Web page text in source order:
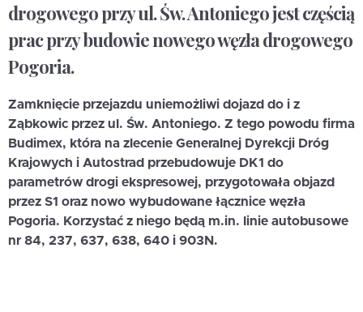
drogowego przy ul. Św. Antoniego jest częścią
prac przy budowie nowego węzła drogowego
Pogoria.
Zamknięcie przejazdu uniemożliwi dojazd do i z
Ząbkowic przez ul. Św. Antoniego. Z tego powodu firma
Budimex, która na zlecenie Generalnej Dyrekcji Dróg
Krajowych i Autostrad przebudowuje DK1 do
parametrów drogi ekspresowej, przygotowała objazd
przez S1 oraz nowo wybudowane łącznice węzła
Pogoria. Korzystać z niego będą m.in. linie autobusowe
nr 84, 237, 637, 638, 640 i 903N.